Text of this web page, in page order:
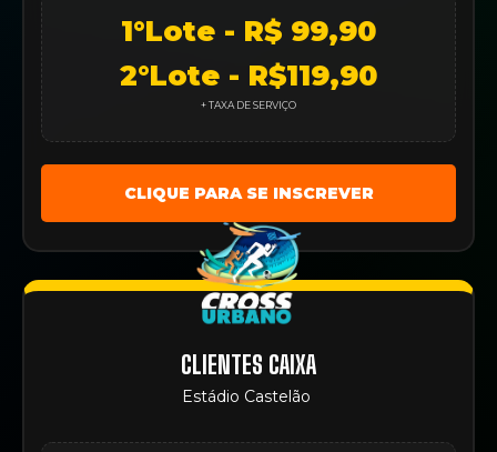
1°Lote - R$ 99,90
2°Lote - R$119,90
+ TAXA DE SERVIÇO
CLIQUE PARA SE INSCREVER
CLIENTES CAIXA
Estádio Castelão